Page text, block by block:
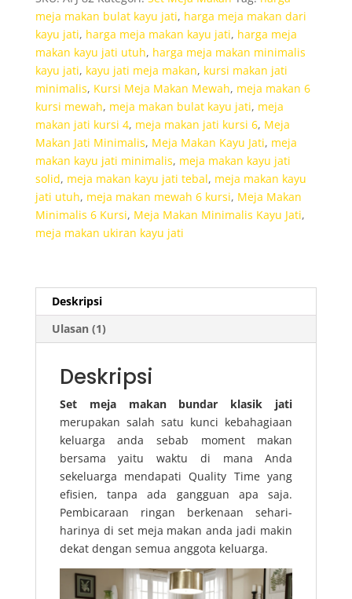
Klasik
meja makan bulat kayu jati, harga meja makan dari
kayu jati, harga meja makan kayu jati, harga meja
makan kayu jati utuh, harga meja makan minimalis
kayu jati, kayu jati meja makan, kursi makan jati
minimalis, Kursi Meja Makan Mewah, meja makan 6
kursi mewah, meja makan bulat kayu jati, meja
makan jati kursi 4, meja makan jati kursi 6, Meja
Makan Jati Minimalis, Meja Makan Kayu Jati, meja
makan kayu jati minimalis, meja makan kayu jati
solid, meja makan kayu jati tebal, meja makan kayu
jati utuh, meja makan mewah 6 kursi, Meja Makan
Minimalis 6 Kursi, Meja Makan Minimalis Kayu Jati,
meja makan ukiran kayu jati
Deskripsi
Ulasan (1)
Deskripsi
Set meja makan bundar klasik jati
merupakan salah satu kunci kebahagiaan
keluarga anda sebab moment makan
bersama yaitu waktu di mana Anda
sekeluarga mendapati Quality Time yang
efisien, tanpa ada gangguan apa saja.
Pembicaraan ringan berkenaan sehari-
harinya di set meja makan anda jadi makin
dekat dengan semua anggota keluarga.